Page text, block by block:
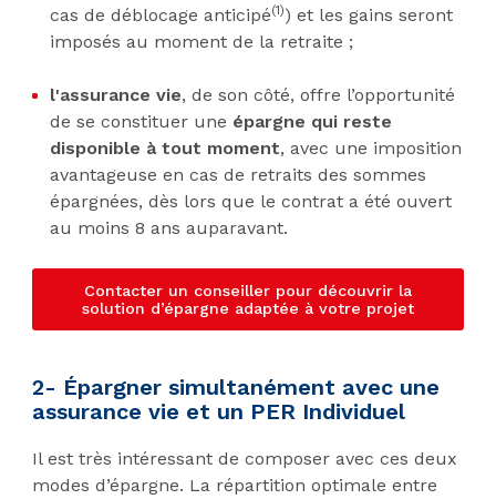
cas de déblocage anticipé(1)) et les gains seront
imposés au moment de la retraite ;
l'assurance vie, de son côté, offre l’opportunité
de se constituer une épargne qui reste
disponible à tout moment, avec une imposition
avantageuse en cas de retraits des sommes
épargnées, dès lors que le contrat a été ouvert
au moins 8 ans auparavant.
Contacter un conseiller pour découvrir la
solution d’épargne adaptée à votre projet
2- Épargner simultanément avec une
assurance vie et un PER Individuel
Il est très intéressant de composer avec ces deux
modes d’épargne. La répartition optimale entre